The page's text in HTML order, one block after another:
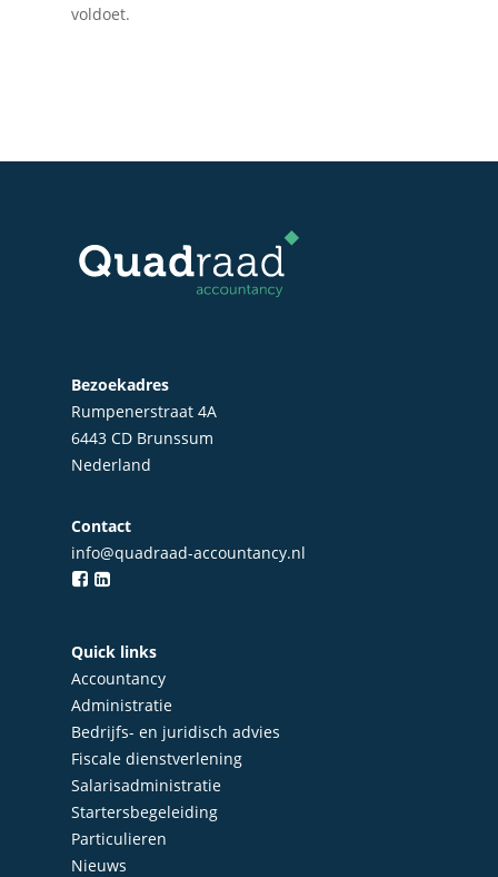
voldoet.
Bezoekadres
Rumpenerstraat 4A
6443 CD Brunssum
Nederland
Contact
info@quadraad-accountancy.nl
Quick links
Accountancy
Administratie
Bedrijfs- en juridisch advies
Fiscale dienstverlening
Salarisadministratie
Startersbegeleiding
Particulieren
Nieuws
Home